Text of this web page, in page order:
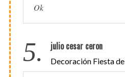
Ok
5. julio cesar ceron
Decoración Fiesta